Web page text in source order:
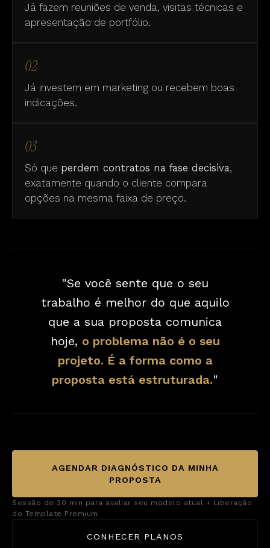
Já fazem reuniões de venda, visitas técnicas e
apresentação de portfólio.
02
Já investem em marketing ou recebem boas
indicações.
03
Só que perdem contratos na fase decisiva,
exatamente quando o cliente compara
opções na mesma faixa de preço.
"Se você sente que o seu
trabalho é melhor do que aquilo
que a sua proposta comunica
hoje, o problema não é o seu
projeto. É a forma como a
proposta está estruturada."
AGENDAR DIAGNÓSTICO DA MINHA
PROPOSTA
Sessão de 30 min para avaliar seu modelo atual + Liberação
do Template Premium
CONHECER PLANOS